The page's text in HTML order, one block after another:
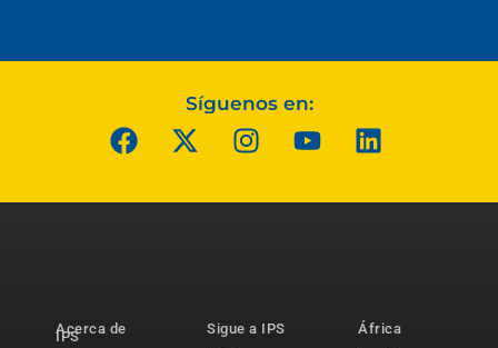
Síguenos en:
Acerca de
IPS
Sigue a IPS
África